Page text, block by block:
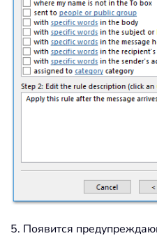
5. Появится